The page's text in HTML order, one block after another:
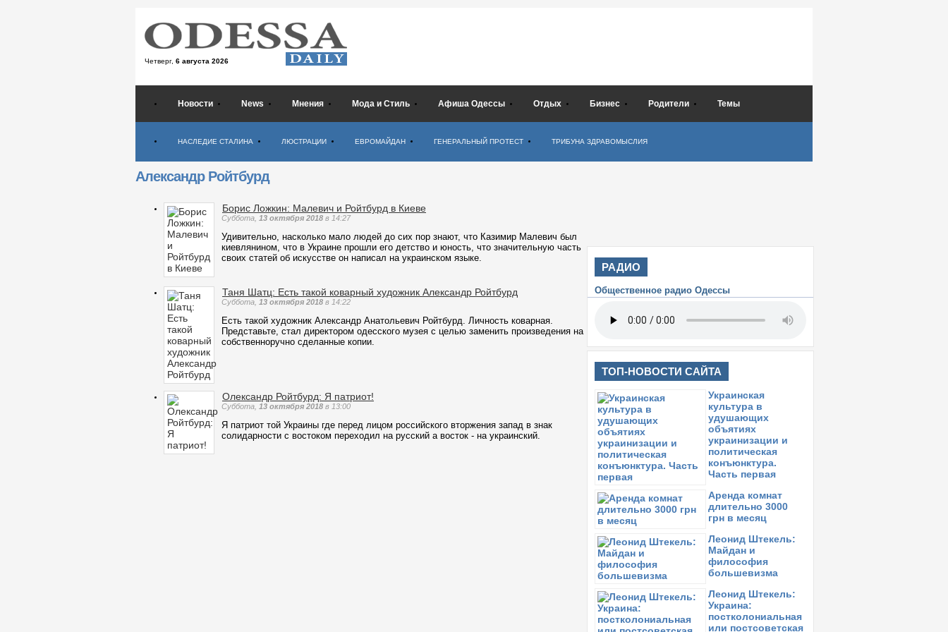
Четверг, 6 августа 2026
Новости News Мнения Мода и Стиль Афиша Одессы Отдых Бизнес Родители Темы
НАСЛЕДИЕ СТАЛИНА ЛЮСТРАЦИИ ЕВРОМАЙДАН ГЕНЕРАЛЬНЫЙ ПРОТЕСТ ТРИБУНА ЗДРАВОМЫСЛИЯ
Александр Ройтбурд
Борис Ложкин: Малевич и Ройтбурд в Киеве
Суббота, 13 октября 2018 в 14:27
Удивительно, насколько мало людей до сих пор знают, что Казимир Малевич был
киевлянином, что в Украине прошли его детство и юность, что значительную часть
своих статей об искусстве он написал на украинском языке.
Таня Шатц: Есть такой коварный художник Александр Ройтбурд
Суббота, 13 октября 2018 в 14:22
Есть такой художник Александр Анатольевич Ройтбурд. Личность коварная.
Представьте, стал директором одесского музея с целью заменить произведения на
собственноручно сделанные копии.
Олександр Ройтбурд: Я патриот!
Суббота, 13 октября 2018 в 13:00
Я патриот той Украины где перед лицом российского вторжения запад в знак
солидарности с востоком переходил на русский а восток - на украинский.
РАДИО
Общественное радио Одессы
ТОП-НОВОСТИ САЙТА
Украинская
культура в
удушающих
объятиях
украинизации и
политическая
конъюнктура.
Часть первая
Аренда комнат
длительно 3000
грн в месяц
Леонид Штекель:
Майдан и
философия
большевизма
Леонид Штекель:
Украина:
постколониальная
или постсоветская